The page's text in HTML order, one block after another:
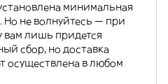
минимальная
Но не волнуйтесь — при
вам лишь придется
сбор, но доставка
осуществлена в любом